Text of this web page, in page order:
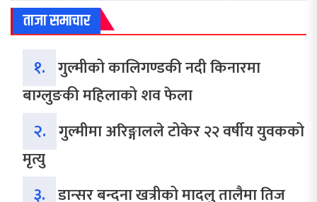
ताजा समाचार
१. गुल्मीको कालिगण्डकी नदी किनारमा
बाग्लुङकी महिलाको शव फेला
२. गुल्मीमा अरिङ्गालले टोकेर २२ वर्षीय युवकको
मृत्यु
३. डान्सर बन्दना खत्रीको मादलु तालैमा तिज